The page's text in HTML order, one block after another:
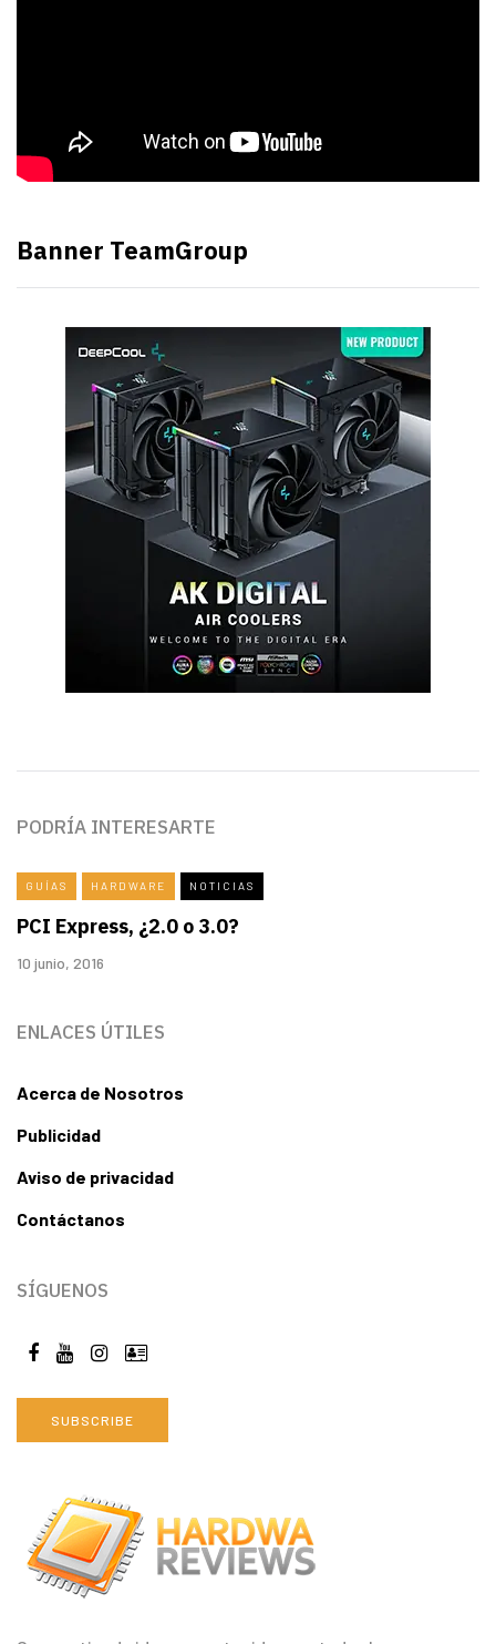
Banner TeamGroup
PODRÍA INTERESARTE
GUÍAS HARDWARE NOTICIAS
PCI Express, ¿2.0 o 3.0?
10 junio, 2016
ENLACES ÚTILES
Acerca de Nosotros
Publicidad
Aviso de privacidad
Contáctanos
SÍGUENOS
SUBSCRIBE